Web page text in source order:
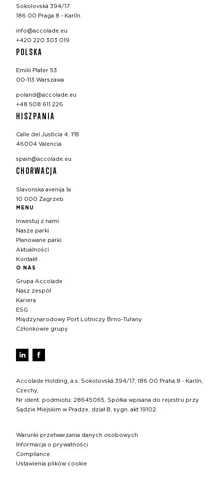
Sokolovská 394/17
186 00 Praga 8 - Karlín
info@accolade.eu
+420 220 303 019
POLSKA
Emilii Plater 53
00-113 Warszawa
poland@accolade.eu
+48 508 611 226
HISZPANIA
Calle del Justicia 4, 1ºB
46004 Valencia
spain@accolade.eu
CHORWACJA
Slavonska avenija 1a
10 000 Zagrzeb
MENU
Inwestuj z nami
Nasze parki
Planowane parki
Aktualności
Kontakt
O NAS
Grupa Accolade
Nasz zespół
Kariera
ESG
Międzynarodowy Port Lotniczy Brno‑Tuřany
Członkowie grupy
Accolade Holding, a.s. Sokolovská 394/17, 186 00 Praha 8 - Karlín,
Czechy,
Nr ident. podmiotu: 28645065, Spółka wpisana do rejestru przy
Sądzie Miejskim w Pradze, dział B, sygn. akt 19102.
Warunki przetwarzania danych osobowych
Informacja o prywatności
Compliance
Ustawienia plików cookie